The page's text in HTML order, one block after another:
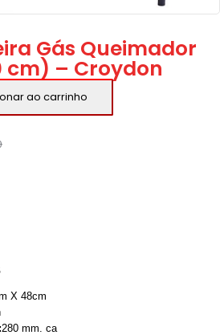
Gás Queimador
cm) – Croydon
ao carrinho
X 48cm
280 mm. ca